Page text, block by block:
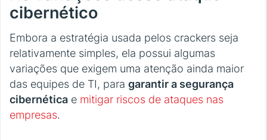
cibernético
Embora a estratégia usada pelos crackers seja
relativamente simples, ela possui algumas
variações que exigem uma atenção ainda maior
das equipes de TI, para garantir a segurança
cibernética e mitigar riscos de ataques nas
empresas.